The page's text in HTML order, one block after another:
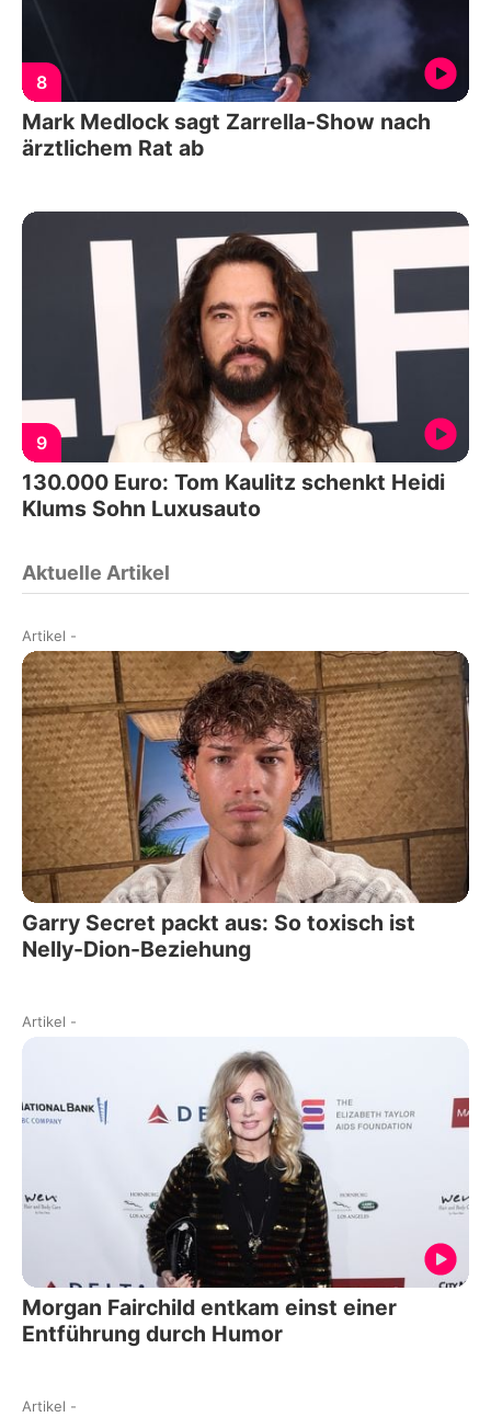
8
Mark Medlock sagt Zarrella-Show nach
ärztlichem Rat ab
9
130.000 Euro: Tom Kaulitz schenkt Heidi
Klums Sohn Luxusauto
Aktuelle Artikel
Artikel -
Garry Secret packt aus: So toxisch ist
Nelly-Dion-Beziehung
Artikel -
Morgan Fairchild entkam einst einer
Entführung durch Humor
Artikel -